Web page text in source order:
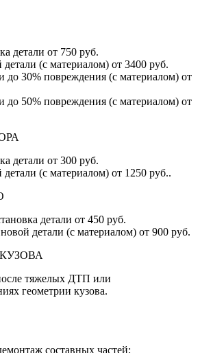
детали от 750 руб.
(с материалом) от 3400 руб.
до 30% повреждения (с материалом) от
до 50% повреждения (с материалом) от
детали от 300 руб.
(с материалом) от 1250 руб..
детали от 450 руб.
детали (с материалом) от 900 руб.
тяжелых ДТП или
геометрии кузова.
составных частей;